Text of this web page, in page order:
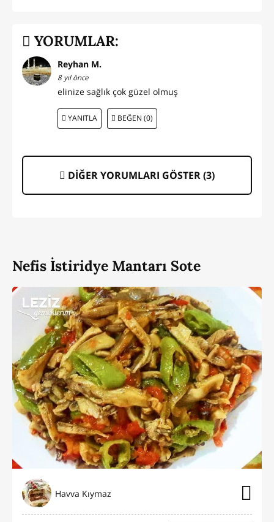
YORUMLAR:
Reyhan M.
8 yıl önce
elinize sağlık çok güzel olmuş
YANITLA BEĞEN (0)
DİĞER YORUMLARI GÖSTER (3)
Nefis İstiridye Mantarı Sote
Havva Kıymaz